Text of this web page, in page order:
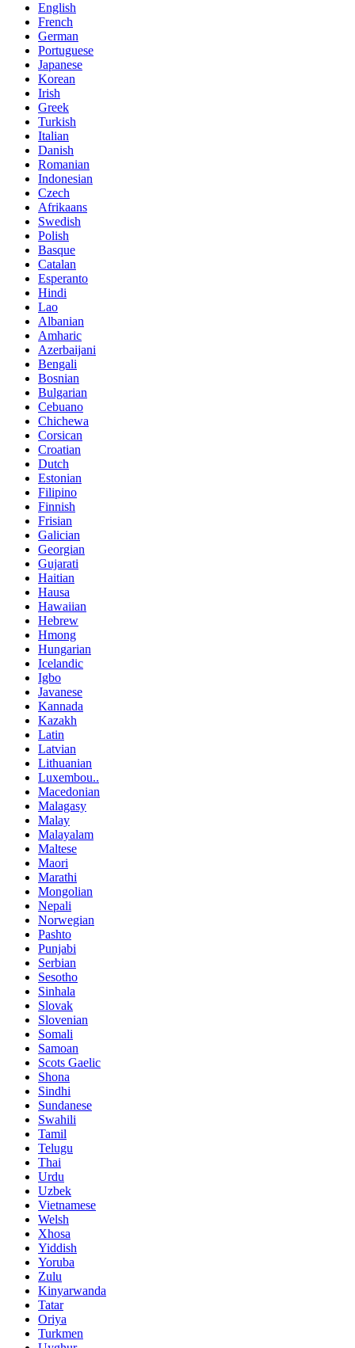
English
French
German
Portuguese
Japanese
Korean
Irish
Greek
Turkish
Italian
Danish
Romanian
Indonesian
Czech
Afrikaans
Swedish
Polish
Basque
Catalan
Esperanto
Hindi
Lao
Albanian
Amharic
Azerbaijani
Bengali
Bosnian
Bulgarian
Cebuano
Chichewa
Corsican
Croatian
Dutch
Estonian
Filipino
Finnish
Frisian
Galician
Georgian
Gujarati
Haitian
Hausa
Hawaiian
Hebrew
Hmong
Hungarian
Icelandic
Igbo
Javanese
Kannada
Kazakh
Latin
Latvian
Lithuanian
Luxembou..
Macedonian
Malagasy
Malay
Malayalam
Maltese
Maori
Marathi
Mongolian
Nepali
Norwegian
Pashto
Punjabi
Serbian
Sesotho
Sinhala
Slovak
Slovenian
Somali
Samoan
Scots Gaelic
Shona
Sindhi
Sundanese
Swahili
Tamil
Telugu
Thai
Urdu
Uzbek
Vietnamese
Welsh
Xhosa
Yiddish
Yoruba
Zulu
Kinyarwanda
Tatar
Oriya
Turkmen